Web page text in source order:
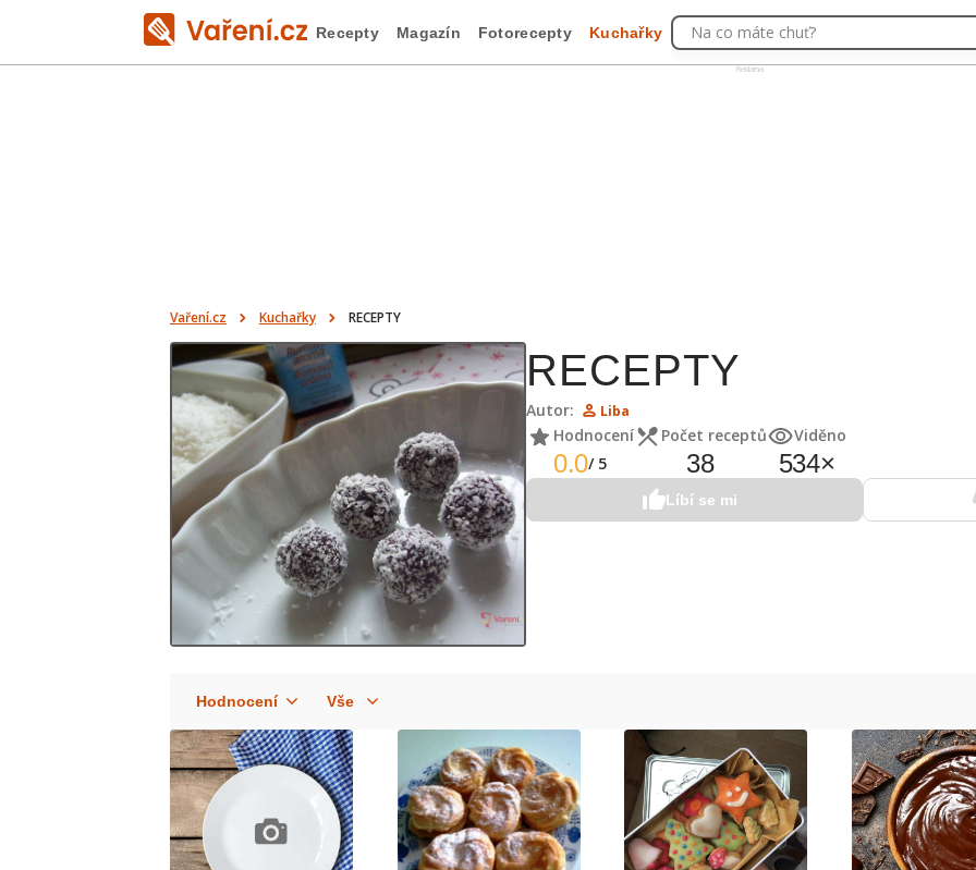
Reklama
Recepty Magazín Fotorecepty Kuchařky Na co máte chuť?
Vaření.cz Kuchařky RECEPTY
RECEPTY
Autor: Liba
Hodnocení
0.0/ 5
Počet receptů
38
Viděno
534×
Líbí se mi